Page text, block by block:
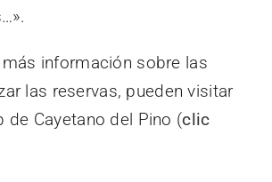
información sobre las
las reservas, pueden visitar
de Cayetano del Pino (clic